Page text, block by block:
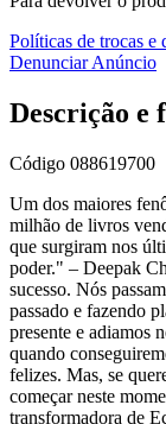
Políticas de trocas e
Denunciar Anúncio
Descrição e
Código 088619700
Um dos maiores
milhão de livros
que surgiram nos
poder." – Deepak
sucesso. Nós
passado e fazendo
presente e adiamos
quando
felizes. Mas, se
começar neste
transformadora de